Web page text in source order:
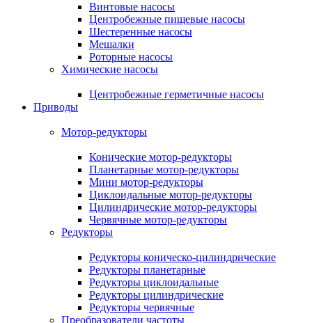
Винтовые насосы
Центробежные пищевые насосы
Шестеренные насосы
Мешалки
Роторные насосы
Химические насосы
Центробежные герметичные насосы
Приводы
Мотор-редукторы
Конические мотор-редукторы
Планетарные мотор-редукторы
Мини мотор-редукторы
Циклоидальные мотор-редукторы
Цилиндрические мотор-редукторы
Червячные мотор-редукторы
Редукторы
Редукторы коническо-цилиндрические
Редукторы планетарные
Редукторы циклоидальные
Редукторы цилиндрические
Редукторы червячные
Преобразователи частоты